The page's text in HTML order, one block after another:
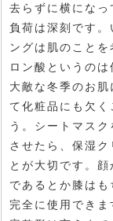
去らずに横にな
負荷は深刻です
ングは肌のこと
ロン酸というの
大敵な冬季のお
て化粧品にも欠
う。シートマス
させたら、保湿
とが大切です。
であるとか膝は
完全に使用でき